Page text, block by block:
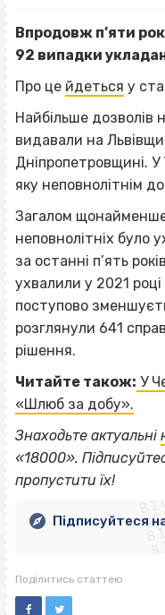
Впродовж п’яти
92 випадки
Про це йдеться у
Найбільше дозволів
видавали на
Дніпропетровщині.
яку неповнолітнім
Загалом
неповнолітніх було
за останні п’ять
ухвалили у 2021 році
поступово
розглянули 641
рішення.
Читайте також: У
«Шлюб за добу».
Знаходьте актуальні
«18000».
пропустити їх!
Підписуйтеся
Поділитись статтею